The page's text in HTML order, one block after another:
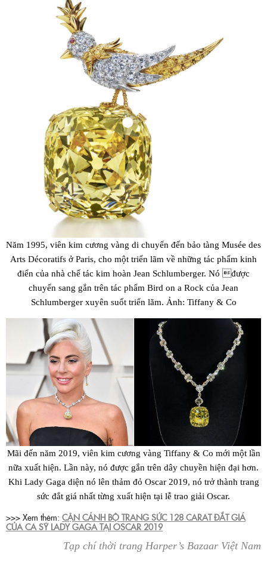
Năm 1995, viên kim cương vàng di chuyển đến bảo tàng Musée des
Arts Décoratifs ở Paris, cho một triển lãm về những tác phẩm kinh
điển của nhà chế tác kim hoàn Jean Schlumberger. Nó được
chuyển sang gắn trên tác phẩm Bird on a Rock của Jean
Schlumberger xuyên suốt triển lãm. Ảnh: Tiffany & Co
Mãi đến năm 2019, viên kim cương vàng Tiffany & Co mới một lần
nữa xuất hiện. Lần này, nó được gắn trên dây chuyền hiện đại hơn.
Khi Lady Gaga diện nó lên thảm đỏ Oscar 2019, nó trở thành trang
sức đắt giá nhất từng xuất hiện tại lễ trao giải Oscar.
>>> Xem thêm: CẬN CẢNH BỘ TRANG SỨC 128 CARAT ĐẮT GIÁ
CỦA CA SỸ LADY GAGA TẠI OSCAR 2019
Tạp chí thời trang Harper’s Bazaar Việt Nam